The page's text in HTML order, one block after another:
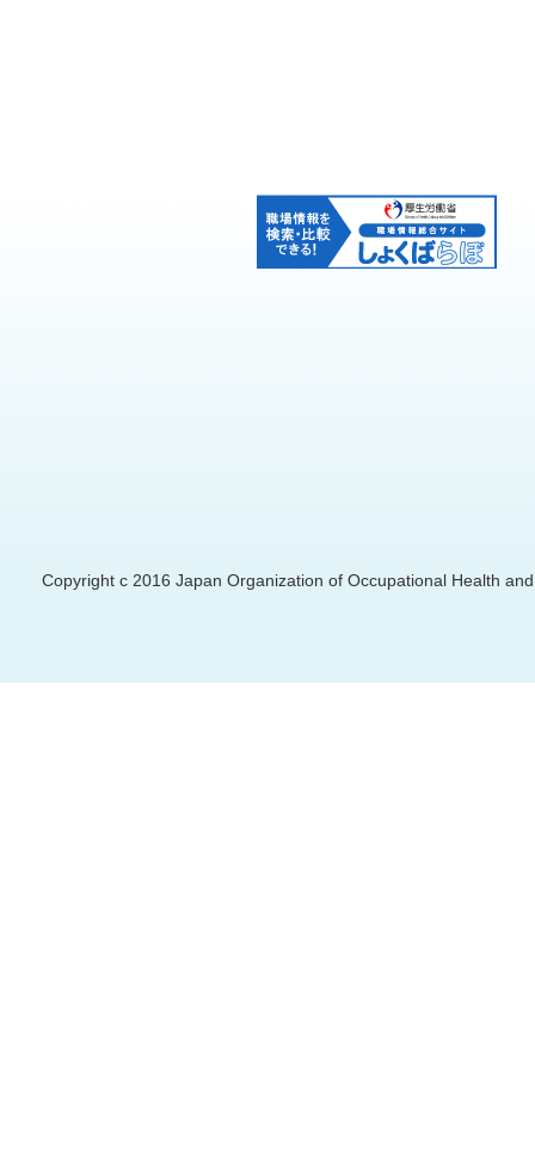
Copyright c 2016 Japan Organization of Occupational Health